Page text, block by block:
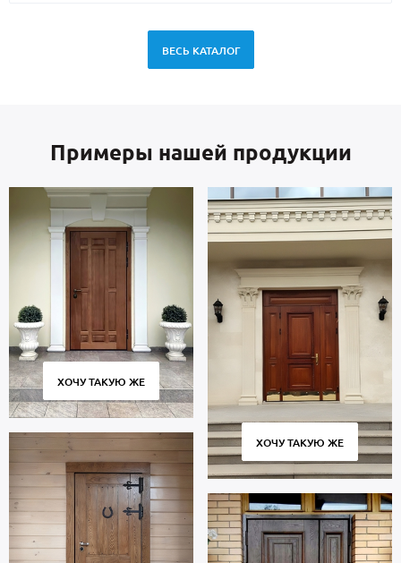
ВЕСЬ КАТАЛОГ
Примеры нашей продукции
ХОЧУ ТАКУЮ ЖЕ
ХОЧУ ТАКУЮ ЖЕ